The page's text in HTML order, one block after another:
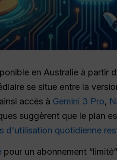
en Australie à partir
se situe entre la
accès à Gemini 3 Pro,
suggèrent que le plan
d'utilisation quotidienne
pour un abonnement